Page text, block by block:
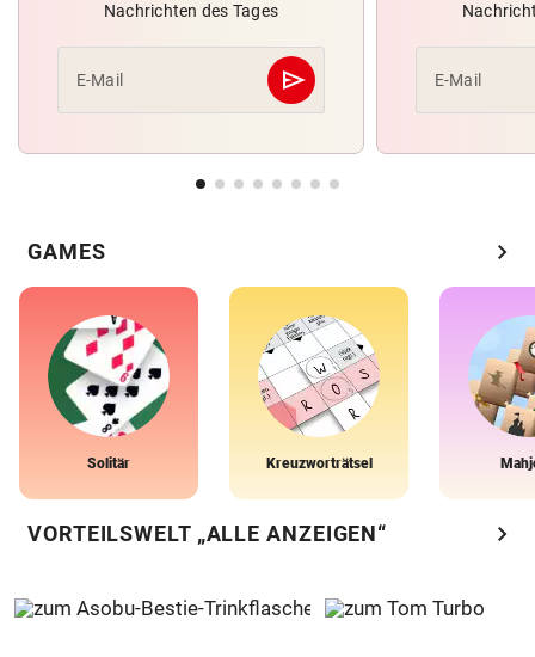
Nachrichten des Tages
E-Mail send
Abschicken E-Mail
GAMES chevron_right
Solitär Kreuzworträtsel
VORTEILSWELT „ALLE ANZEIGEN“ chevron_right